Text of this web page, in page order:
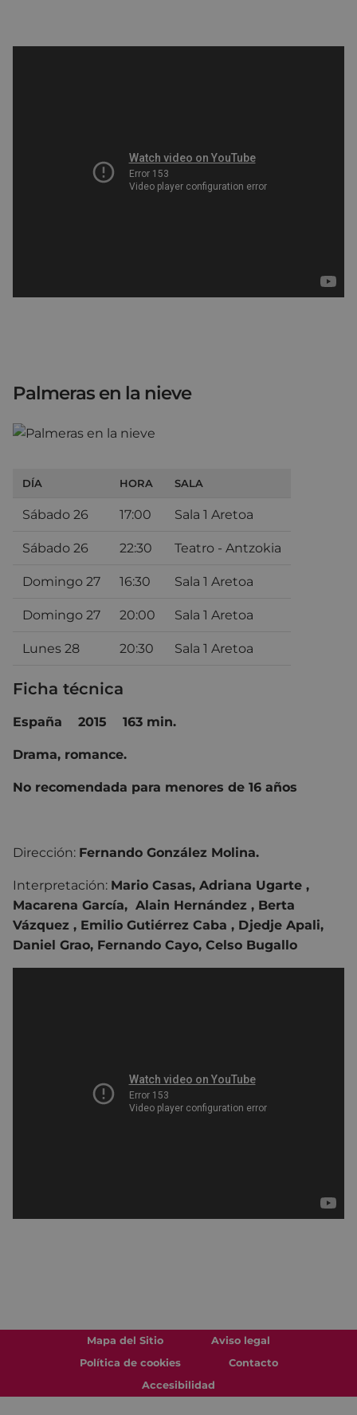
Palmeras en la nieve
DÍA HORA SALA
Sábado 26 17:00 Sala 1 Aretoa
Sábado 26 22:30 Teatro - Antzokia
Domingo 27 16:30 Sala 1 Aretoa
Domingo 27 20:00 Sala 1 Aretoa
Lunes 28 20:30 Sala 1 Aretoa
Ficha técnica
España 2015 163 min.
Drama, romance.
No recomendada para menores de 16 años
Dirección: Fernando González Molina.
Interpretación: Mario Casas, Adriana Ugarte ,
Macarena García, Alain Hernández , Berta
Vázquez , Emilio Gutiérrez Caba , Djedje Apali,
Daniel Grao, Fernando Cayo, Celso Bugallo
Mapa del Sitio
Aviso legal
Política de cookies
Contacto
Accesibilidad